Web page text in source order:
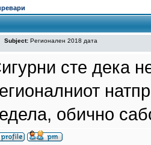
Subject: Регионален 2018 дата
сте дека
обично